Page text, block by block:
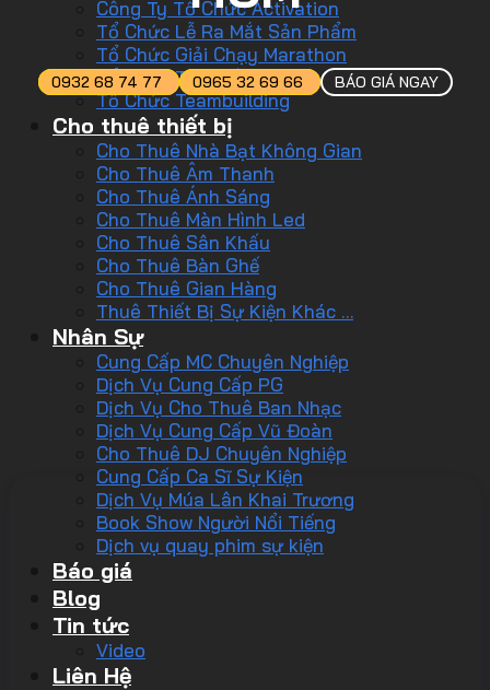
Công Ty Tổ Chức Activation
Tổ Chức Lễ Ra Mắt Sản Phẩm
Tổ Chức Giải Chạy Marathon
Tổ Chức Tiệc Tất Niên
Tổ Chức Teambuilding
Cho thuê thiết bị
Cho Thuê Nhà Bạt Không Gian
Cho Thuê Âm Thanh
Cho Thuê Ánh Sáng
Cho Thuê Màn Hình Led
Cho Thuê Sân Khấu
Cho Thuê Bàn Ghế
Cho Thuê Gian Hàng
Thuê Thiết Bị Sự Kiện Khác …
Nhân Sự
Cung Cấp MC Chuyên Nghiệp
Dịch Vụ Cung Cấp PG
Dịch Vụ Cho Thuê Ban Nhạc
Dịch Vụ Cung Cấp Vũ Đoàn
Cho Thuê DJ Chuyên Nghiệp
Cung Cấp Ca Sĩ Sự Kiện
Dịch Vụ Múa Lân Khai Trương
Book Show Người Nổi Tiếng
Dịch vụ quay phim sự kiện
Báo giá
Blog
Tin tức
Video
Liên Hệ
0932 68 74 77 0965 32 69 66 BÁO GIÁ NGAY